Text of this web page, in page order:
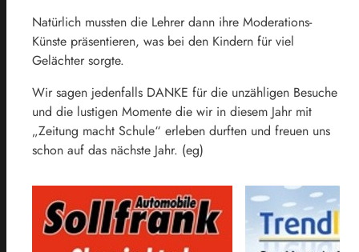
Natürlich mussten die Lehrer dann ihre Moderations-
Künste präsentieren, was bei den Kindern für viel
Gelächter sorgte.
Wir sagen jedenfalls DANKE für die unzähligen Besuche
und die lustigen Momente die wir in diesem Jahr mit
„Zeitung macht Schule“ erleben durften und freuen uns
schon auf das nächste Jahr. (eg)